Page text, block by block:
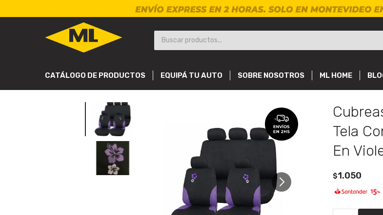
CATÁLOGO DE PRODUCTOS EQUIPÁ TU AUTO SOBRE NOSOTROS ML HOME
Tela
En
$1.050